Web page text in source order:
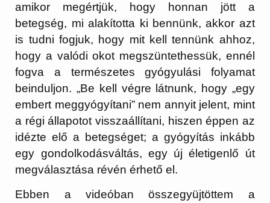
amikor megértjük, hogy honnan jött a
betegség, mi alakította ki bennünk, akkor azt
is tudni fogjuk, hogy mit kell tennünk ahhoz,
hogy a valódi okot megszüntethessük, ennél
fogva a természetes gyógyulási folyamat
beinduljon. „Be kell végre látnunk, hogy „egy
embert meggyógyítani” nem annyit jelent, mint
a régi állapotot visszaállítani, hiszen éppen az
idézte elő a betegséget; a gyógyítás inkább
egy gondolkodásváltás, egy új életigenlő út
megválasztása révén érhető el.
Ebben a videóban összegyüjtöttem a